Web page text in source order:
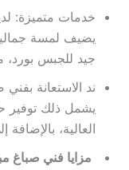
خدمات متميزة:
يضيف لمسة
جيد للجبس بورد،
ند الاستعانة
يشمل ذلك توفير
العالية،
مزايا فني صباغ